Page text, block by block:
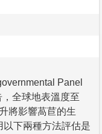
Panel
全球地表溫度至
將影響萵苣的生
下兩種方法評估是